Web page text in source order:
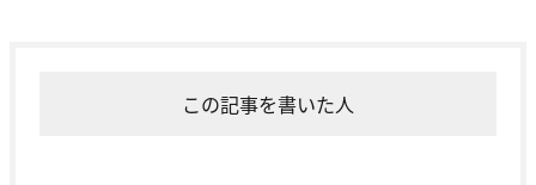
この記事を書いた人